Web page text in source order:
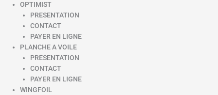
OPTIMIST
PRESENTATION
CONTACT
PAYER EN LIGNE
PLANCHE A VOILE
PRESENTATION
CONTACT
PAYER EN LIGNE
WINGFOIL